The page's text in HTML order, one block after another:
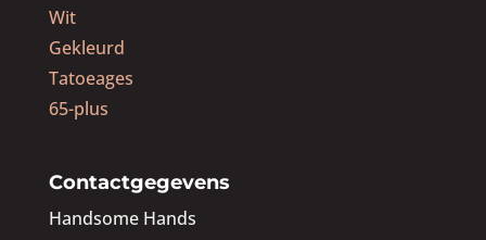
Wit
Gekleurd
Tatoeages
65-plus
Contactgegevens
Handsome Hands